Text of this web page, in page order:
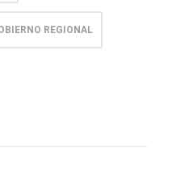
REGIONAL